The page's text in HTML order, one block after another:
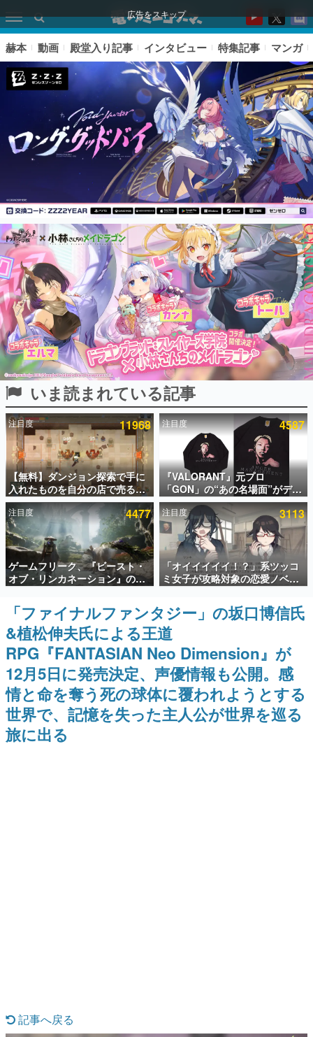
広告をスキップ
ピックアップ
電ファミのいま読まれている記事ランキング
アプリセール情報
インタビュー
連載・特集一覧
殿堂入り記事
SNS拡散数が数千以上！ ページビュー数万以上！ などな
ど。多くの人々に読まれた、電ファミ渾身の“殿堂入り”記
事をまとめました。
ゲームの企画書
名作ゲームクリエイターの方々に製作時のエピソードをお
聞きし、ヒットする企画（ゲーム）とは何か？を探ってい
きます。
赫本
この物語を解いてはいけない。『赫本』は、〈試験問題〉
の形をした短編ホラー小説集です。
新世代に訊く
これからのデジタルゲーム市場を担う若きクリエイター達
の姿を追い、彼らのルーツと情熱を探っていきます。
ゲーム世代の作家たち
ゲームに多大な影響を受けた作家さんに取材し、ゲームが
日本のコンテンツ産業やカルチャーに与えた影響を探る企
画です。
日本モバイルゲーム産業史
日本のモバイルゲーム史における主要なトピック・タイト
ルを網羅するほか、開発者へのインタビューや識者による
解説を掲載。約20年の歴史が一望できる決定版！
アプリレビュー
赫本 動画 殿堂入り記事 インタビュー 特集記事 マンガ
いま読まれている記事
注目度 11968
【無料】ダンジョン探索で手に
入れたものを自分の店で売るゲ
ーム『Moonlighter』がSteam
にて無料配布中！続編
『Moonlighter 2』の9月2日正
式リリースを記念したキャンペ
ーン
注目度 4587
『VALORANT』元プロ
「GON」の“あの名場面”がデザ
インされた新作グッズが本日8月
5日より期間限定で発売。Tシャ
ツやコインケース、アクキーな
どが全品受注生産で登場、過去
に発売したグッズの再販も
注目度 4477
ゲームフリーク、『ビースト・
オブ・リンカネーション』の継
続的なアプデ方針を表明。ユー
ザーからの意見を真摯に受け止
めて対応へ。修正パッチは約1週
間以内に配信される予定
注目度 3113
「オイイイイイ！？」系ツッコ
ミ女子が攻略対象の恋愛ノベル
ゲーム『美術部カノジョ』
Steamストアページが公開。
「お前らーそろそろ自重しろ
ー？＾＾」暗黒微笑の夢女子
や、萌え声不思議ちゃん女子と
青春を謳歌
「ファイナルファンタジー」の坂口博信氏
&植松伸夫氏による王道
RPG『FANTASIAN Neo Dimension』が
12月5日に発売決定、声優情報も公開。感
情と命を奪う死の球体に覆われようとする
世界で、記憶を失った主人公が世界を巡る
旅に出る